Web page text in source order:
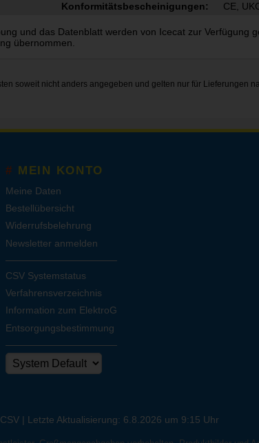
Konformitätsbescheinigungen:
CE,
und das Datenblatt werden von Icecat zur Verfügung
übernommen.
soweit nicht anders angegeben und gelten nur für Lieferungen
MEIN KONTO
Meine Daten
Bestellübersicht
Widerrufsbelehrung
Newsletter anmelden
CSV Systemstatus
Verfahrensverzeichnis
Information zum ElektroG
Entsorgungsbestimmung
| Letzte Aktualisierung: 6.8.2026 um 9:15 Uhr